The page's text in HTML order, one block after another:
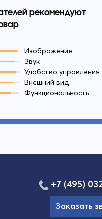
рекомендуют
Изображение
Звук
Удобство управления
Внешний вид
Функциональность
+7 (495)
Заказать